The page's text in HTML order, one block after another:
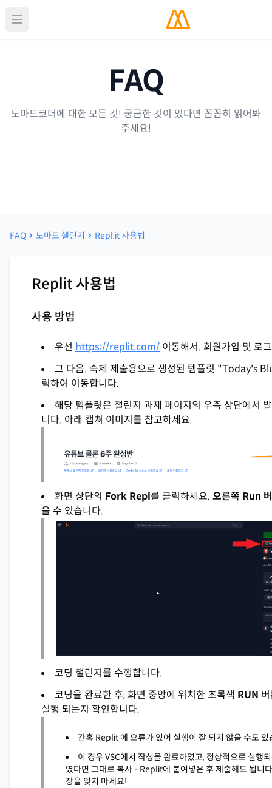
FAQ
노마드코더에 대한 모든 것! 궁금한 것이 있다면 꼼꼼히 읽어봐
주세요!
FAQ 노마드 챌린지 Repl.it 사용법
Replit 사용법
사용 방법
우선 https://replit.com/ 이동해서. 회원가입 및 로
그 다음. 숙제 제출용으로 생성된 템플릿 "Today's
릭하여 이동합니다.
해당 템플릿은 챌린지 과제 페이지의 우측 상단에서
니다. 아래 캡쳐 이미지를 참고하세요.
화면 상단의 Fork Repl를 클릭하세요. 오른쪽 Run
을 수 있습니다.
코딩 챌린지를 수행합니다.
코딩을 완료한 후, 화면 중앙에 위치한 초록색 RUN
실행 되는지 확인합니다.
간혹 Replit 에 오류가 있어 실행이 잘 되지 않을 수도 있
이 경우 VSC에서 작성을 완료하였고, 정상적으로 실행
였다면 그대로 복사 - Replit에 붙여넣은 후 제출해도 됩니
장을 잊지 마세요!